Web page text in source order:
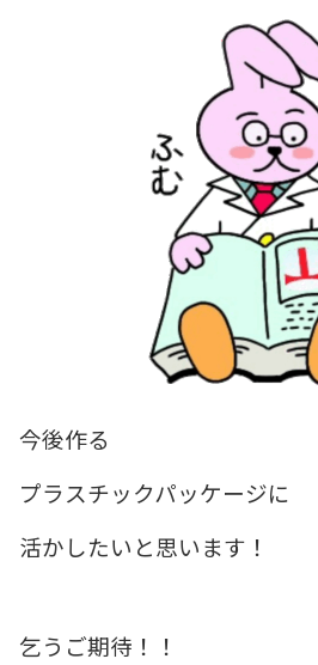
今後作る
プラスチックパッケージに
活かしたいと思います！
乞うご期待！！